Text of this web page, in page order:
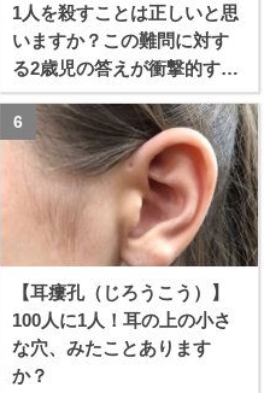
1人を殺すことは正しいと思
いますか？この難問に対す
る2歳児の答えが衝撃的すぎ
る！！
【耳瘻孔（じろうこう）】
100人に1人！耳の上の小さ
な穴、みたことあります
か？